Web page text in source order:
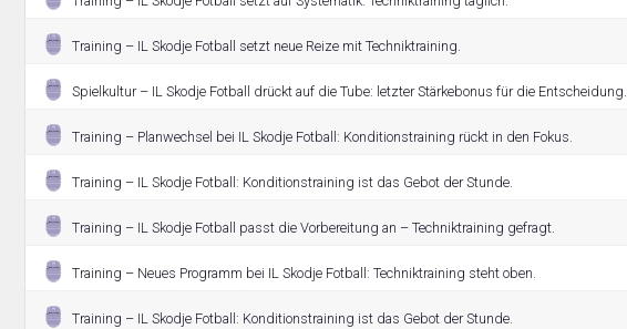
Training – IL Skodje Fotball setzt neue Reize mit Techniktraining.
Spielkultur – IL Skodje Fotball drückt auf die Tube: letzter Stärkebonus für die Entscheidung.
Training – Planwechsel bei IL Skodje Fotball: Konditionstraining rückt in den Fokus.
Training – IL Skodje Fotball: Konditionstraining ist das Gebot der Stunde.
Training – IL Skodje Fotball passt die Vorbereitung an – Techniktraining gefragt.
Training – Neues Programm bei IL Skodje Fotball: Techniktraining steht oben.
Training – IL Skodje Fotball: Konditionstraining ist das Gebot der Stunde.